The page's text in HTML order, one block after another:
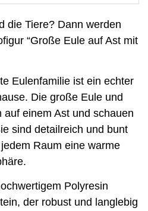
die Tiere? Dann werden
“Große Eule auf Ast mit
Eulenfamilie ist ein echter
Die große Eule und
einem Ast und schauen
sind detailreich und bunt
Raum eine warme
Polyresin
der robust und langlebig